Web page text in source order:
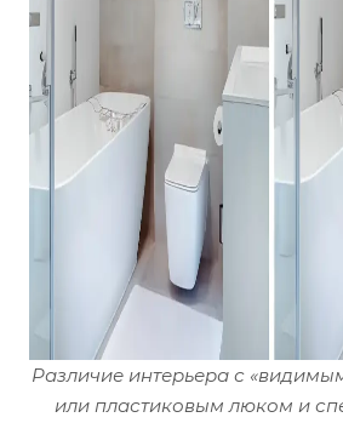
Различие интерьера с
или пластиковым люком и